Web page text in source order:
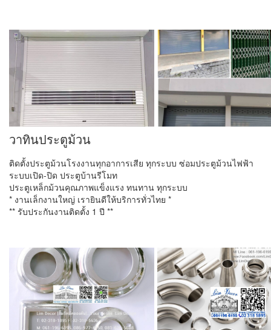
วาทินประตูม้วน
ติดตั้งประตูม้วนโรงงานทุกอาการเสีย ทุกระบบ ซ่อมประตูม้วนไฟฟ้า
ระบบเปิด-ปิด ประตูบ้านรีโมท
ประตูเหล็กม้วนคุณภาพแข็งแรง ทนทาน ทุกระบบ
* งานเล็กงานใหญ่ เรายินดีให้บริการทั่วไทย *
** รับประกันงานติดตั้ง 1 ปี **